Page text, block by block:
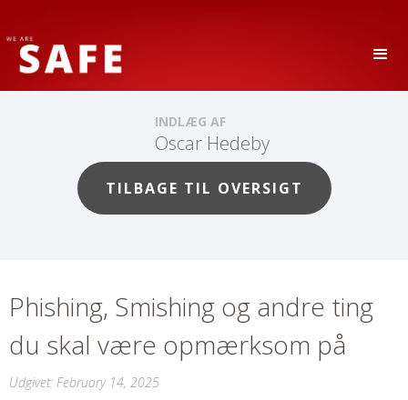
INDLÆG AF
Oscar Hedeby
TILBAGE TIL OVERSIGT
Phishing, Smishing og andre ting
du skal være opmærksom på
Udgivet: February 14, 2025